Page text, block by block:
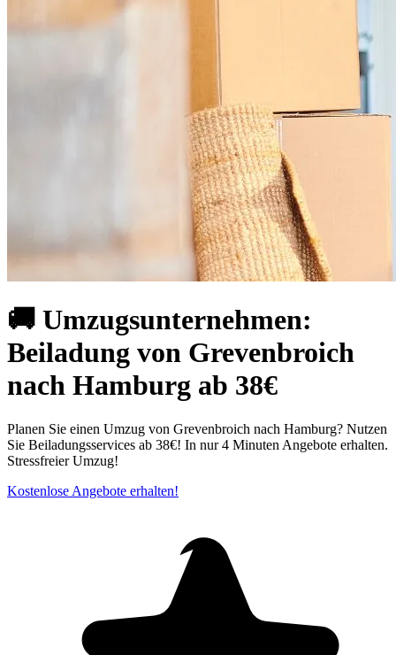
🚚 Umzugsunternehmen:
Beiladung von Grevenbroich
nach Hamburg ab 38€
Planen Sie einen Umzug von Grevenbroich nach Hamburg? Nutzen
Sie Beiladungsservices ab 38€! In nur 4 Minuten Angebote erhalten.
Stressfreier Umzug!
Kostenlose Angebote erhalten!